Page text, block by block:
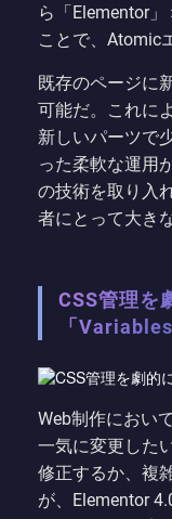
ら「Elementor
ことで、Atomic
既存のページに
可能だ。これに
新しいパーツで
った柔軟な運用
の技術を取り入
者にとって大き
CSS管理を
「Variables
Web制作におい
一気に変更した
修正するか、複
が、Elementor